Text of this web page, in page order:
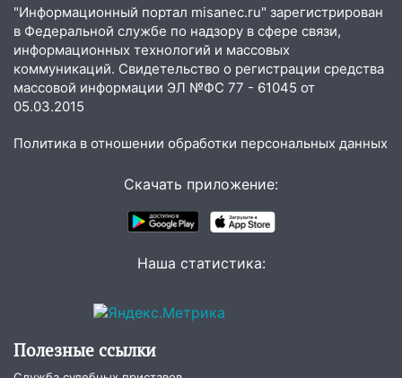
07:02 Жара отступит: какой будет
погода в Ульяновске днем 5 августа
06:10 Двое мигрантов изнасиловали 13-
летнюю девочку в центре Ульяновска
06:00 Мертвеца выкопали, посадили в
мешок и попытались утопить в Волге
опасный день августа: что ждет каждый
знак 5 августа
04.08.2026
Прокуратура проверяет
Прокуратура проверяет
21:01 Ульяновцев приглашают сдать
"Информационный портал misanec.ru" зарегистрирован
в Федеральной службе по надзору в сфере связи,
информационных технологий и массовых
коммуникаций. Свидетельство о регистрации средства
массовой информации ЭЛ №ФС 77 - 61045 от
05.03.2015
Политика в отношении обработки персональных данных
Скачать приложение:
Наша статистика:
Полезные ссылки